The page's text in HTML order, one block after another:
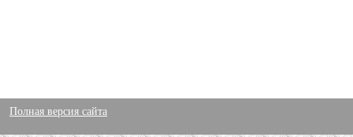
Полная версия сайта